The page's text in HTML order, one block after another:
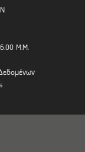
Μ.Μ.